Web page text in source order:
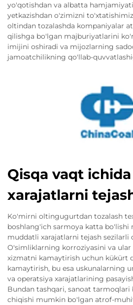
yo'qotishdan va albatta
yetkazishdan o'zimizni
oltindan tozalashda kompaniyalar
qilishga bo'lgan majburiyatlarini
imijini oshiradi va mijozlarning
jamoatchilikning qo'llab-
Qisqa vaqt ichida
xarajatlarni
Ko'mirni oltingugurtdan tozalash
boshlang'ich sarmoya katta bo'lishi
muddatli xarajatlarni tejash sezilarli
O'simliklarning korroziyasini va
xizmatni kamaytirish uchun kükürt
kamaytirish, bu esa uskunalarning
va operatsiya xarajatlarining
Bundan tashqari, sanoat tarmoqlari
chiqishi mumkin bo'lgan atrof-